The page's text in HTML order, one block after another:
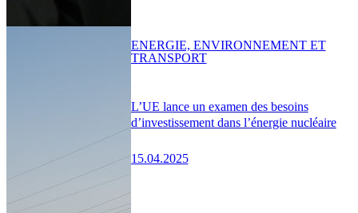
L’UE lance un examen des besoins
d’investissement dans l’énergie nucléaire
15.04.2025
ENERGIE, ENVIRONNEMENT ET
TRANSPORT